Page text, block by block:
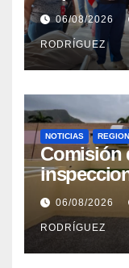
en La
06/08/2026
RODRÍGUEZ
NOTICIAS
Comisión
Integral
06/08/2026
RODRÍGUEZ